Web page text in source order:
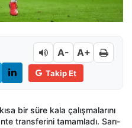
A- A+
Takip Et
bir süre kala çalışmalarını
transferini tamamladı. Sarı-